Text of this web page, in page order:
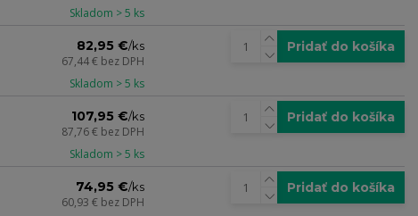
Skladom > 5 ks
82,95 €/ks
67,44 € bez DPH
Skladom > 5 ks
Pridať do košíka
107,95 €/ks
87,76 € bez DPH
Skladom > 5 ks
Pridať do košíka
74,95 €/ks
60,93 € bez DPH
Pridať do košíka